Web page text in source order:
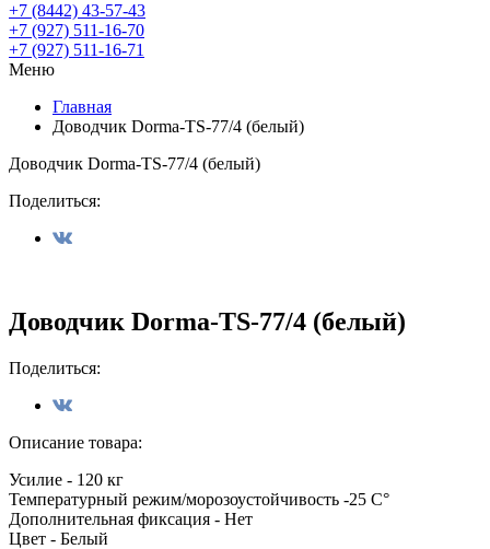
+7 (8442) 43-57-43
+7 (927) 511-16-70
+7 (927) 511-16-71
Меню
Главная
Доводчик Dorma-TS-77/4 (белый)
Доводчик Dorma-TS-77/4 (белый)
Поделиться:
Доводчик Dorma-TS-77/4 (белый)
Поделиться:
Описание товара:
Усилие - 120 кг
Температурный режим/морозоустойчивость -25 C°
Дополнительная фиксация - Нет
Цвет - Белый